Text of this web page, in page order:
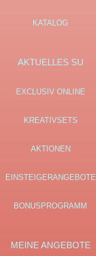
KATALOG
AKTUELLES SU
EXCLUSIV ONLINE
KREATIVSETS
AKTIONEN
EINSTEIGERANGEBOTE
BONUSPROGRAMM
MEINE ANGEBOTE